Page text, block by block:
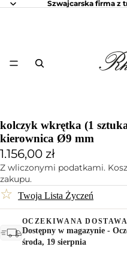
Szwajcarska firma z
kolczyk wkrętka (1
kierownica Ø9 mm
1.156,00 zł
Z wliczonymi podatkami.
zakupu.
☆ Twoja Lista Życzeń
OCZEKIWANA DOSTAWA
Dostępny w magazynie -
środa, 19 sierpnia